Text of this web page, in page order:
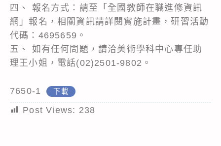
四、 報名方式：請至「全國教師在職進修資訊
網」報名，相關資訊請詳閱實施計畫，研習活動
代碼：4695659。
五、 如有任何問題，請洽美術學科中心專任助
理王小姐，電話(02)2501-9802。
7650-1 下載
Post Views: 238